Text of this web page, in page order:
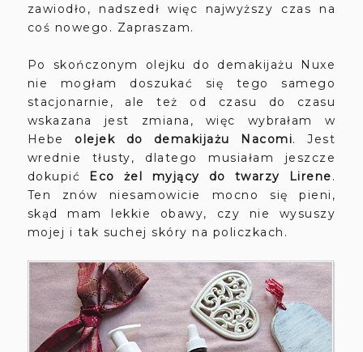
zawiodło, nadszedł więc najwyższy czas na
coś nowego. Zapraszam.
Po skończonym olejku do demakijażu Nuxe
nie mogłam doszukać się tego samego
stacjonarnie, ale też od czasu do czasu
wskazana jest zmiana, więc wybrałam w
Hebe olejek do demakijażu Nacomi. Jest
wrednie tłusty, dlatego musiałam jeszcze
dokupić Eco żel myjący do twarzy Lirene.
Ten znów niesamowicie mocno się pieni,
skąd mam lekkie obawy, czy nie wysuszy
mojej i tak suchej skóry na policzkach.